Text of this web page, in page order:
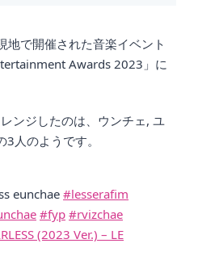
地で開催された音楽イベント
Awards 2023」に
ンジしたのは、ウンチェ, ユ
人のようです。
eunchae #lesserafim
#fyp #rvizchae
(2023 Ver.) – LE